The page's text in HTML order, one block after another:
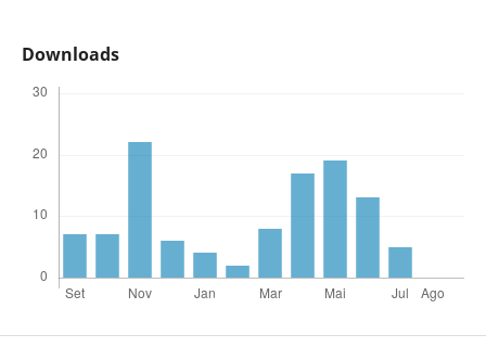
Downloads